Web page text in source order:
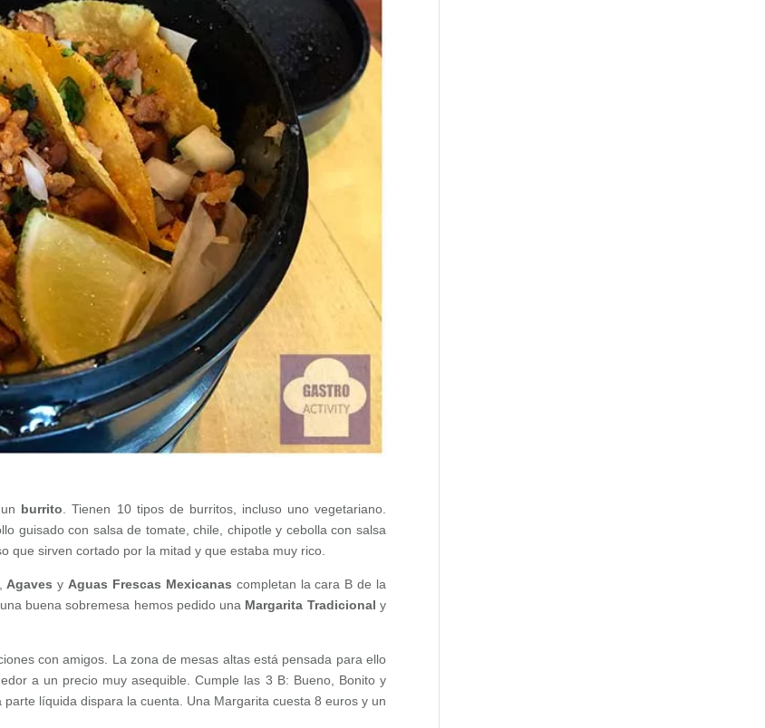
burrito . Tienen 10 tipos de burritos, incluso uno vegetariano.
guisado con salsa de tomate, chile, chipotle y cebolla con salsa
que sirven cortado por la mitad y que estaba muy rico.
Agaves y Aguas Frescas Mexicanas completan la cara B de la
buena sobremesa hemos pedido una Margarita Tradicional y
con amigos. La zona de mesas altas está pensada para ello
a un precio muy asequible. Cumple las 3 B: Bueno, Bonito y
parte líquida dispara la cuenta. Una Margarita cuesta 8 euros y un